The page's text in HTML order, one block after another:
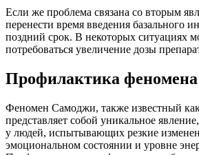
Если же проблема связана со вторым
перенести время введения базального
поздний срок. В некоторых ситуациях
потребоваться увеличение дозы
Профилактика
Феномен Самоджи, также известный как
представляет собой уникальное
у людей, испытывающих резкие
эмоциональном состоянии и уровне